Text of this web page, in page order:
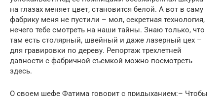
на глазах меняет цвет, становится белой. А вот в саму
фабрику меня не пустили – мол, секретная технология,
нечего тебе смотреть на наши тайны. Знаю только, что
там есть столярный, швейный и даже лазерный цех –
для гравировки по дереву. Репортаж трехлетней
давности с фабричной съемкой можно посмотреть
здесь.
О своем шефе Фатима говорит с придыханием:– Чтобы